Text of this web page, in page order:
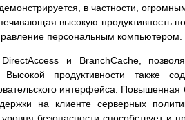
в частности,
высокую продуктивность
персональным компьютером.
и BranchCache,
продуктивности также
интерфейса. Повышенная
на клиенте серверных